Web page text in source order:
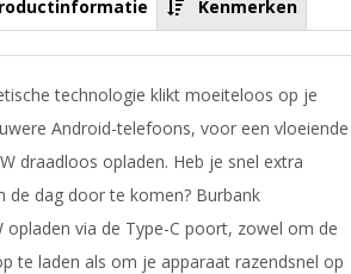
Kenmerken
technologie klikt moeiteloos op je
Android-telefoons, voor een vloeiende
draadloos opladen. Heb je snel extra
de dag door te komen? Burbank
opladen via de Type-C poort, zowel om de
te laden als om je apparaat razendsnel op